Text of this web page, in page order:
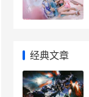
经典文章